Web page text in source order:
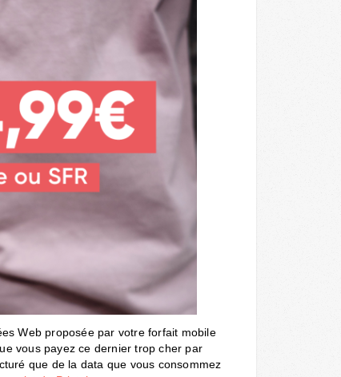
Web proposée par votre forfait mobile
vous payez ce dernier trop cher par
que de la data que vous consommez